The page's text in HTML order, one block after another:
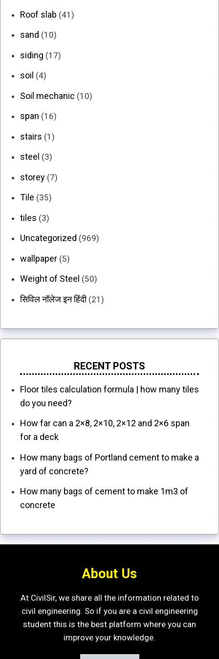
Roof slab (41)
sand (10)
siding (17)
soil (4)
Soil mechanic (10)
span (16)
stairs (1)
steel (3)
storey (7)
Tile (35)
tiles (3)
Uncategorized (969)
wallpaper (5)
Weight of Steel (50)
सिविल नॉलेज इन हिंदी(21)
RECENT POSTS
Floor tiles calculation formula | how many tiles
do you need?
How far can a 2×8, 2×10, 2×12 and 2×6 span
for a deck
How many bags of Portland cement to make a
yard of concrete?
How many bags of cement to make 1m3 of
concrete
About Us
At CivilSir, we share all the information related to
civil engineering. So if you are a civil engineering
student this is the best platform where you can
improve your knowledge.